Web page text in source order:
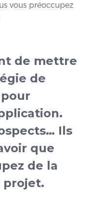
vous préoccupez
de mettre
de
Ils
que
de la
projet.